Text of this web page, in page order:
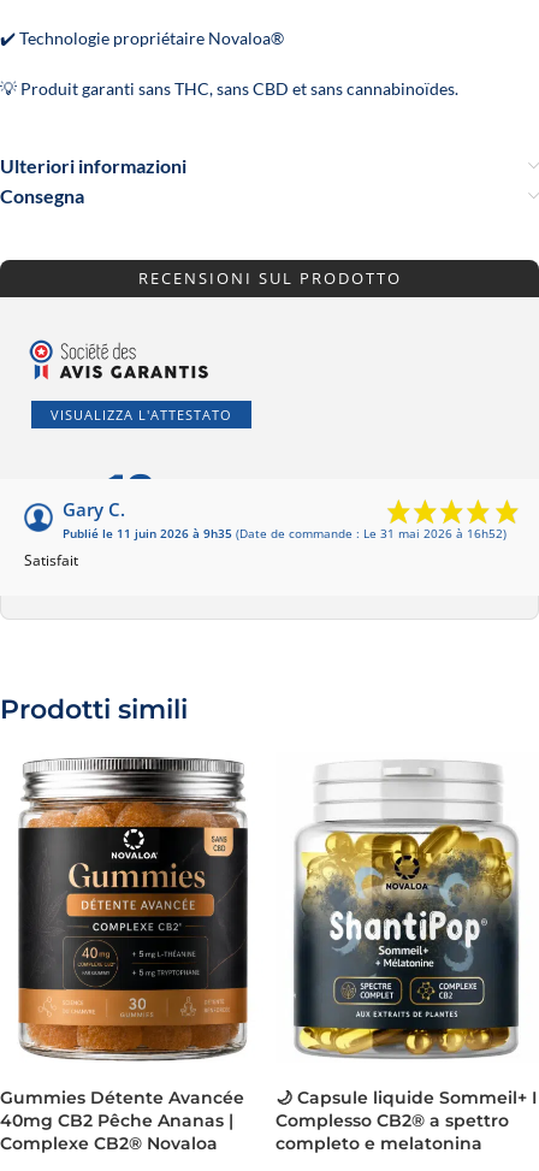
✔️ Technologie propriétaire Novaloa®
💡 Produit garanti sans THC, sans CBD et sans cannabinoïdes.
Ulteriori informazioni
Consegna
RECENSIONI SUL PRODOTTO
VISUALIZZA L'ATTESTATO
10
Gary C.
Publié le 11 juin 2026 à 9h35 (Date de commande : Le 31 mai 2026 à 16h52)
Satisfait
Prodotti simili
Gummies Détente Avancée
40mg CB2 Pêche Ananas |
Complexe CB2® Novaloa
🌙 Capsule liquide Sommeil+ I
Complesso CB2® a spettro
completo e melatonina